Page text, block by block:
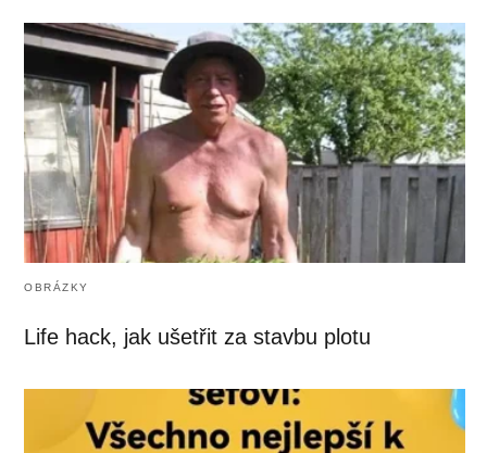
OBRÁZKY
Life hack, jak ušetřit za stavbu plotu